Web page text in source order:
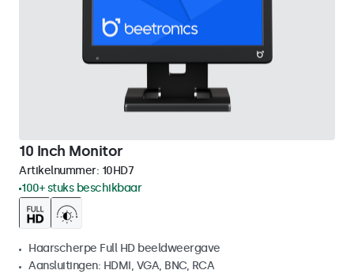
10 Inch Monitor
Artikelnummer: 10HD7
100+ stuks beschikbaar
Haarscherpe Full HD beeldweergave
Aansluitingen: HDMI, VGA, BNC, RCA